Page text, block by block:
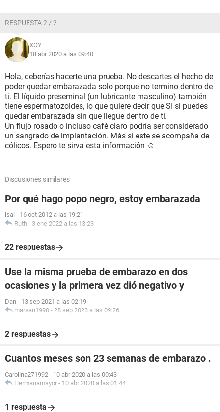
RESPUESTA 2 / 2
XOY
18 abr 2020 a las 09:40
Hola, deberías hacerte una prueba. No descartes el hecho de
poder quedar embarazada solo porque no termino dentro de
ti. El líquido preseminal (un lubricante masculino) también
tiene espermatozoides, lo que quiere decir que SI si puedes
quedar embarazada sin que llegue dentro de ti.
Un flujo rosado o incluso café claro podría ser considerado
un sangrado de implantación. Más si este se acompaña de
cólicos. Espero te sirva esta información ☺️
Discusiones similares
Por qué hago popo negro, estoy embarazada
isai - 16 oct 2012 a las 19:21
Ruth - 3 ene 2022 a las 13:23
22 respuestas
Use la misma prueba de embarazo en dos
ocasiones y la primera vez dió negativo y
Dan - 13 sep 2021 a las 02:19
marsan1990 - 28 sep 2023 a las 09:26
2 respuestas
Cuantos meses son 23 semanas de embarazo .
Carolina271992 - 10 abr 2020 a las 00:43
Hermanamayor - 10 abr 2020 a las 01:44
1 respuesta